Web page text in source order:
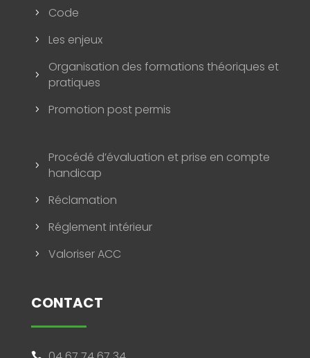
5 Code
5 Les enjeux
5
Organisation des formations théoriques et
pratiques
5 Promotion post permis
5
Procédé d’évaluation et prise en compte
handicap
5 Réclamation
5 Réglement intérieur
5 Valoriser ACC
CONTACT